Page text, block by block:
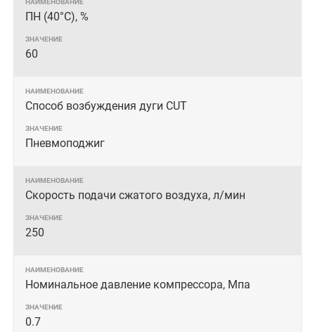
ПН (40°C), %
60
Способ возбуждения дуги CUT
Пневмоподжиг
Скорость подачи сжатого воздуха, л/мин
250
Номинальное давление компрессора, Мпа
0.7